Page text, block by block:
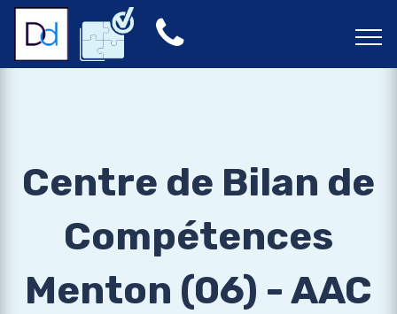
Centre de Bilan de
Compétences
Menton (06) - AAC